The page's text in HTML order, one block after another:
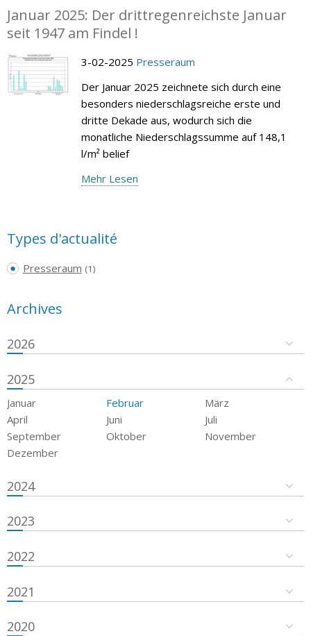
Januar 2025: Der drittregenreichste Januar
seit 1947 am Findel !
3-02-2025 Presseraum
Der Januar 2025 zeichnete sich durch eine
besonders niederschlagsreiche erste und
dritte Dekade aus, wodurch sich die
monatliche Niederschlagssumme auf 148,1
l/m² belief
Mehr Lesen
Types d'actualité
Presseraum (1)
Archives
2026
2025
Januar Februar
März
April
Juni
Juli
September
Oktober
November
Dezember
2024
2023
2022
2021
2020